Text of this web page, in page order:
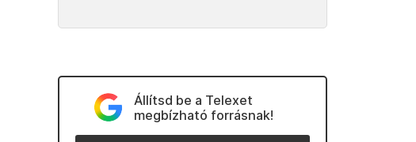
Állítsd be a Telexet
megbízható forrásnak!